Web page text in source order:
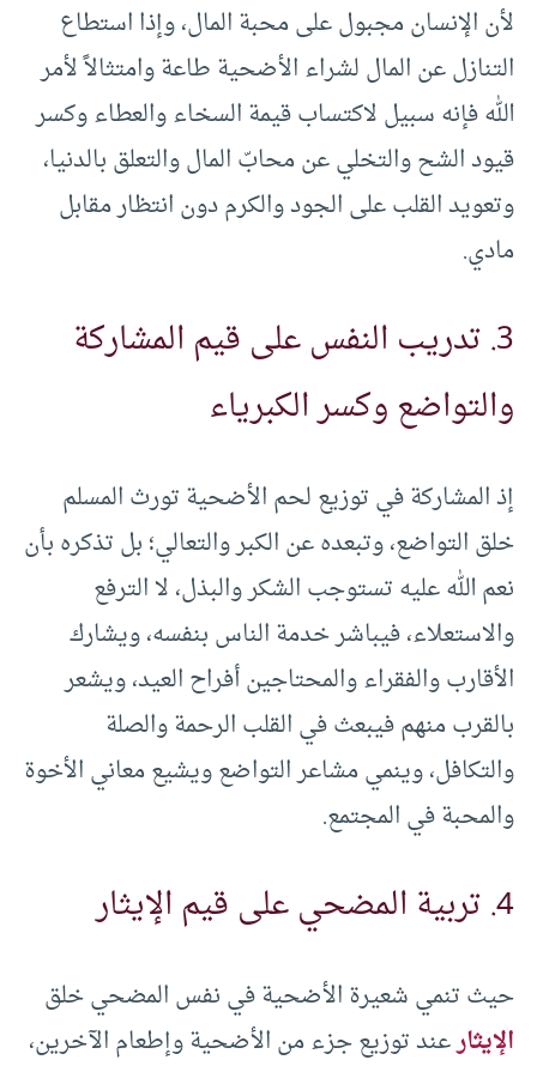
لأن الإنسان مجبول على محبة المال، وإذا استطاع
التنازل عن المال لشراء الأضحية طاعة وامتثالاً لأمر
الله فإنه سبيل لاكتساب قيمة السخاء والعطاء وكسر
قيود الشح والتخلي عن محابّ المال والتعلق بالدنيا،
وتعويد القلب على الجود والكرم دون انتظار مقابل
مادي.
3. تدريب النفس على قيم المشاركة
والتواضع وكسر الكبرياء
إذ المشاركة في توزيع لحم الأضحية تورث المسلم
خلق التواضع، وتبعده عن الكبر والتعالي؛ بل تذكره بأن
نعم الله عليه تستوجب الشكر والبذل، لا الترفع
والاستعلاء، فيباشر خدمة الناس بنفسه، ويشارك
الأقارب والفقراء والمحتاجين أفراح العيد، ويشعر
بالقرب منهم فيبعث في القلب الرحمة والصلة
والتكافل، وينمي مشاعر التواضع ويشيع معاني الأخوة
والمحبة في المجتمع.
4. تربية المضحي على قيم الإيثار
حيث تنمي شعيرة الأضحية في نفس المضحي خلق
الإيثارعند توزيع جزء من الأضحية وإطعام الآخرين،